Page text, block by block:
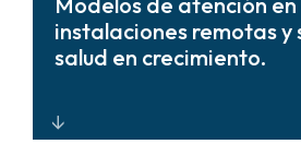
interoperables con
de vida que unifican la
instalaciones remotas y
salud en crecimiento.